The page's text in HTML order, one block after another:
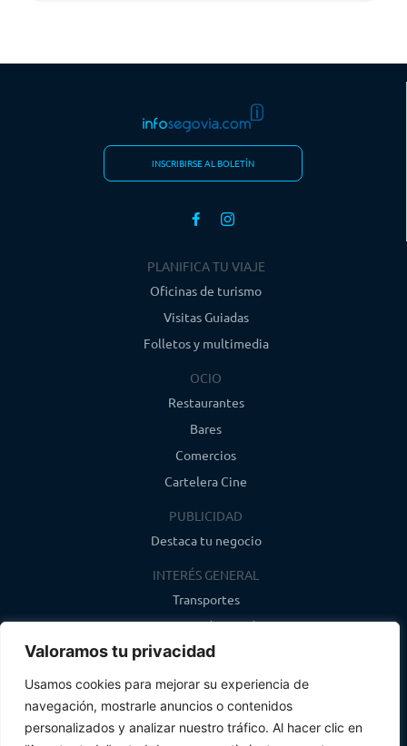
Valoramos tu privacidad
Usamos cookies para mejorar su experiencia de
navegación, mostrarle anuncios o contenidos
personalizados y analizar nuestro tráfico. Al hacer clic en
INSCRIBIRSE AL BOLETÍN
PLANIFICA TU VIAJE
Oficinas de turismo
Visitas Guiadas
Folletos y multimedia
OCIO
Restaurantes
Bares
Comercios
Cartelera Cine
PUBLICIDAD
Destaca tu negocio
INTERÉS GENERAL
Transportes
Farmacias de guardia
Canal de WhatsApp
Último boletín
info@infosegovia.com